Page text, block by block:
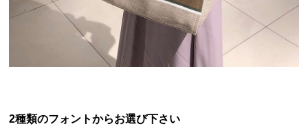
2種類のフォントからお選び下さい